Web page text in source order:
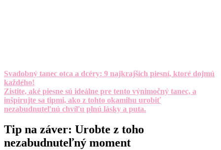
Svadobný tanec otca a dcéry: 9 najkrajších piesní, ktoré dojmú
každého!
Zistite, aké piesne sú ideálne pre tento výnimočný tanec, a
inšpirujte sa tipmi, ako z tohto okamihu urobiť
nezabudnuteľnú chvíľu plnú lásky a puta.
Tip na záver: Urobte z toho
nezabudnuteľný moment